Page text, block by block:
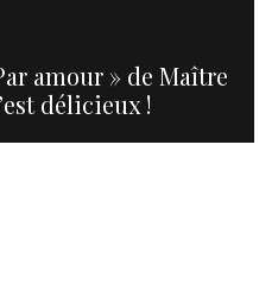
amour » de Maître
délicieux !